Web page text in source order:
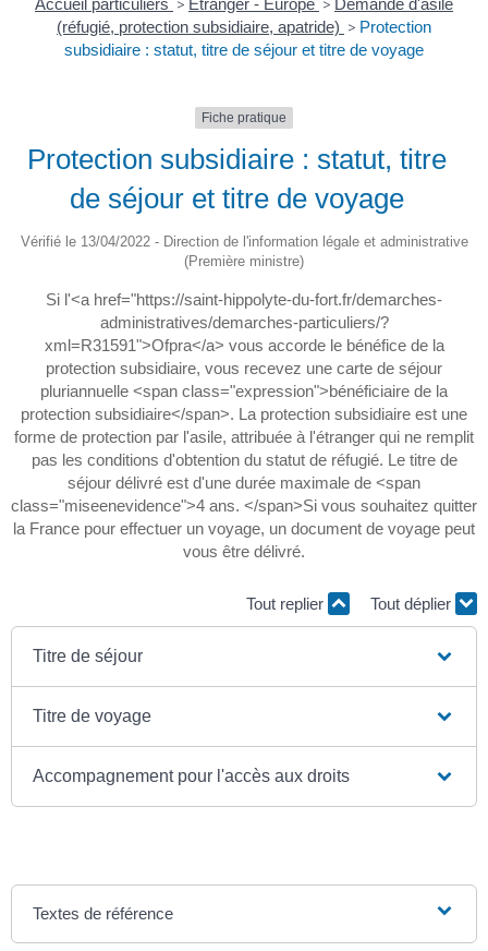
Accueil particuliers > Étranger - Europe > Demande d'asile
(réfugié, protection subsidiaire, apatride) > Protection
subsidiaire : statut, titre de séjour et titre de voyage
Fiche pratique
Protection subsidiaire : statut, titre
de séjour et titre de voyage
Vérifié le 13/04/2022 - Direction de l'information légale et administrative
(Première ministre)
Si l'<a href="https://saint-hippolyte-du-fort.fr/demarches-
administratives/demarches-particuliers/?
xml=R31591">Ofpra</a> vous accorde le bénéfice de la
protection subsidiaire, vous recevez une carte de séjour
pluriannuelle <span class="expression">bénéficiaire de la
protection subsidiaire</span>. La protection subsidiaire est une
forme de protection par l'asile, attribuée à l'étranger qui ne remplit
pas les conditions d'obtention du statut de réfugié. Le titre de
séjour délivré est d'une durée maximale de <span
class="miseenevidence">4 ans. </span>Si vous souhaitez quitter
la France pour effectuer un voyage, un document de voyage peut
vous être délivré.
Tout replier Tout déplier
Titre de séjour
Titre de voyage
Accompagnement pour l'accès aux droits
Textes de référence